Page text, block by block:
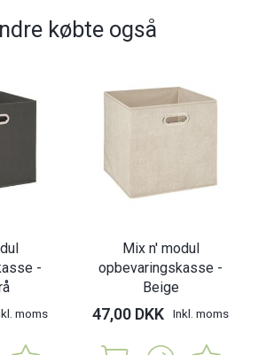
købte også
-
moms
Mix n' modul
opbevaringskasse -
Beige
47,00 DKK Inkl. moms